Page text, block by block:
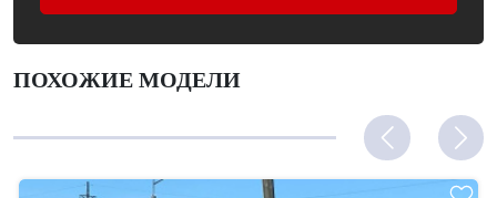
ПОХОЖИЕ МОДЕЛИ